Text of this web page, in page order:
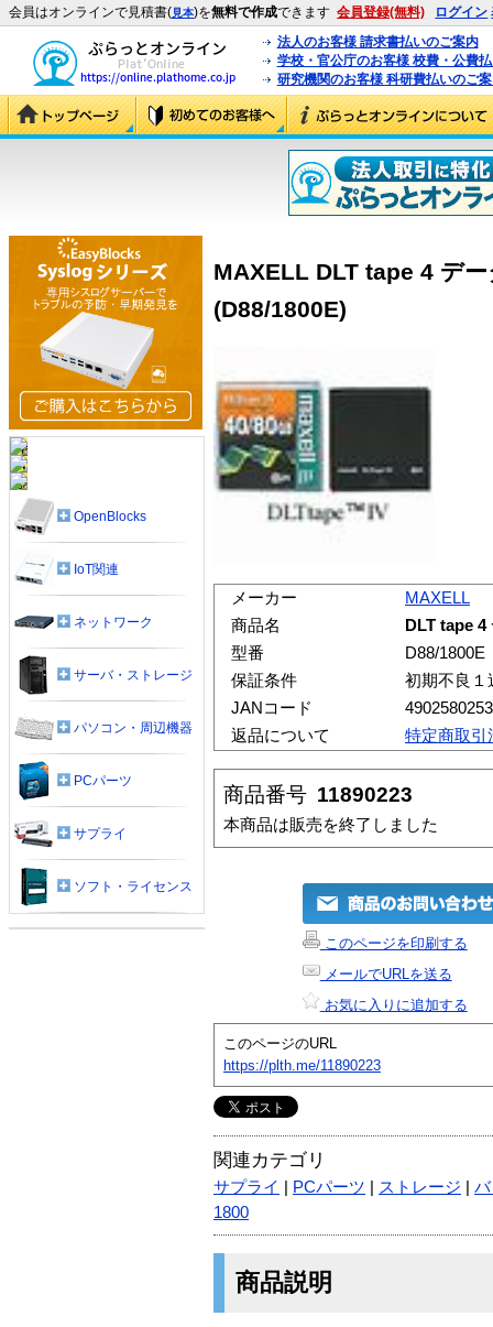
会員はオンラインで見積書(見本)を無料で作成できます 会員登録(無料) ログイン
法人のお客様 請求書払いのご案内
学校・官公庁のお客様 校費・公費
研究機関のお客様 科研費払いのご
MAXELL DLT tape 4 デ
(D88/1800E)
メーカー
MAXELL
商品名
DLT tape
型番
D88/1800E
保証条件
初期不良１
JANコード
返品について
特定商取引
商品番号 11890223
本商品は販売を終了しました
このページを印刷する
メールでURLを送る
お気に入りに追加する
このページのURL
https://plth.me/11890223
関連カテゴリ
サプライ PCパーツ ストレージ
1800
商品説明
OpenBlocks
IoT関連
ネットワーク
サーバ・ストレージ
パソコン・周辺機器
PCパーツ
サプライ
ソフト・ライセンス